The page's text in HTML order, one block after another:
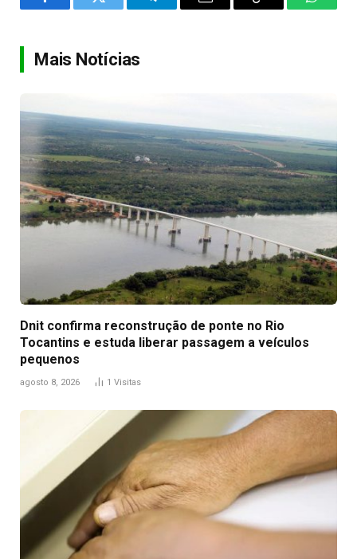
FacebookTwitter TelegramEmail
Copy
Mais Notícias
Dnit confirma reconstrução de ponte no Rio
Tocantins e estuda liberar passagem a veículos
pequenos
agosto 8, 2026 1 Visitas